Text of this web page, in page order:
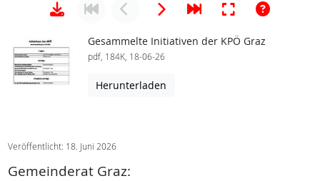
Gesammelte Initiativen der KPÖ Graz
pdf, 184K, 18-06-26
Herunterladen
Veröffentlicht: 18. Juni 2026
Gemeinderat Graz: